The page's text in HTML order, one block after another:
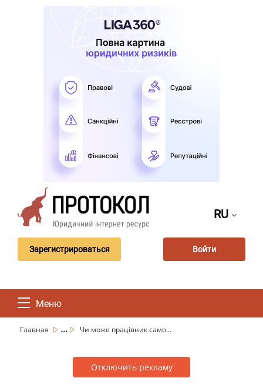
RU
Зарегистрироваться Войти
Меню
Главная ... Чи може працівник само...
Отключить рекламу